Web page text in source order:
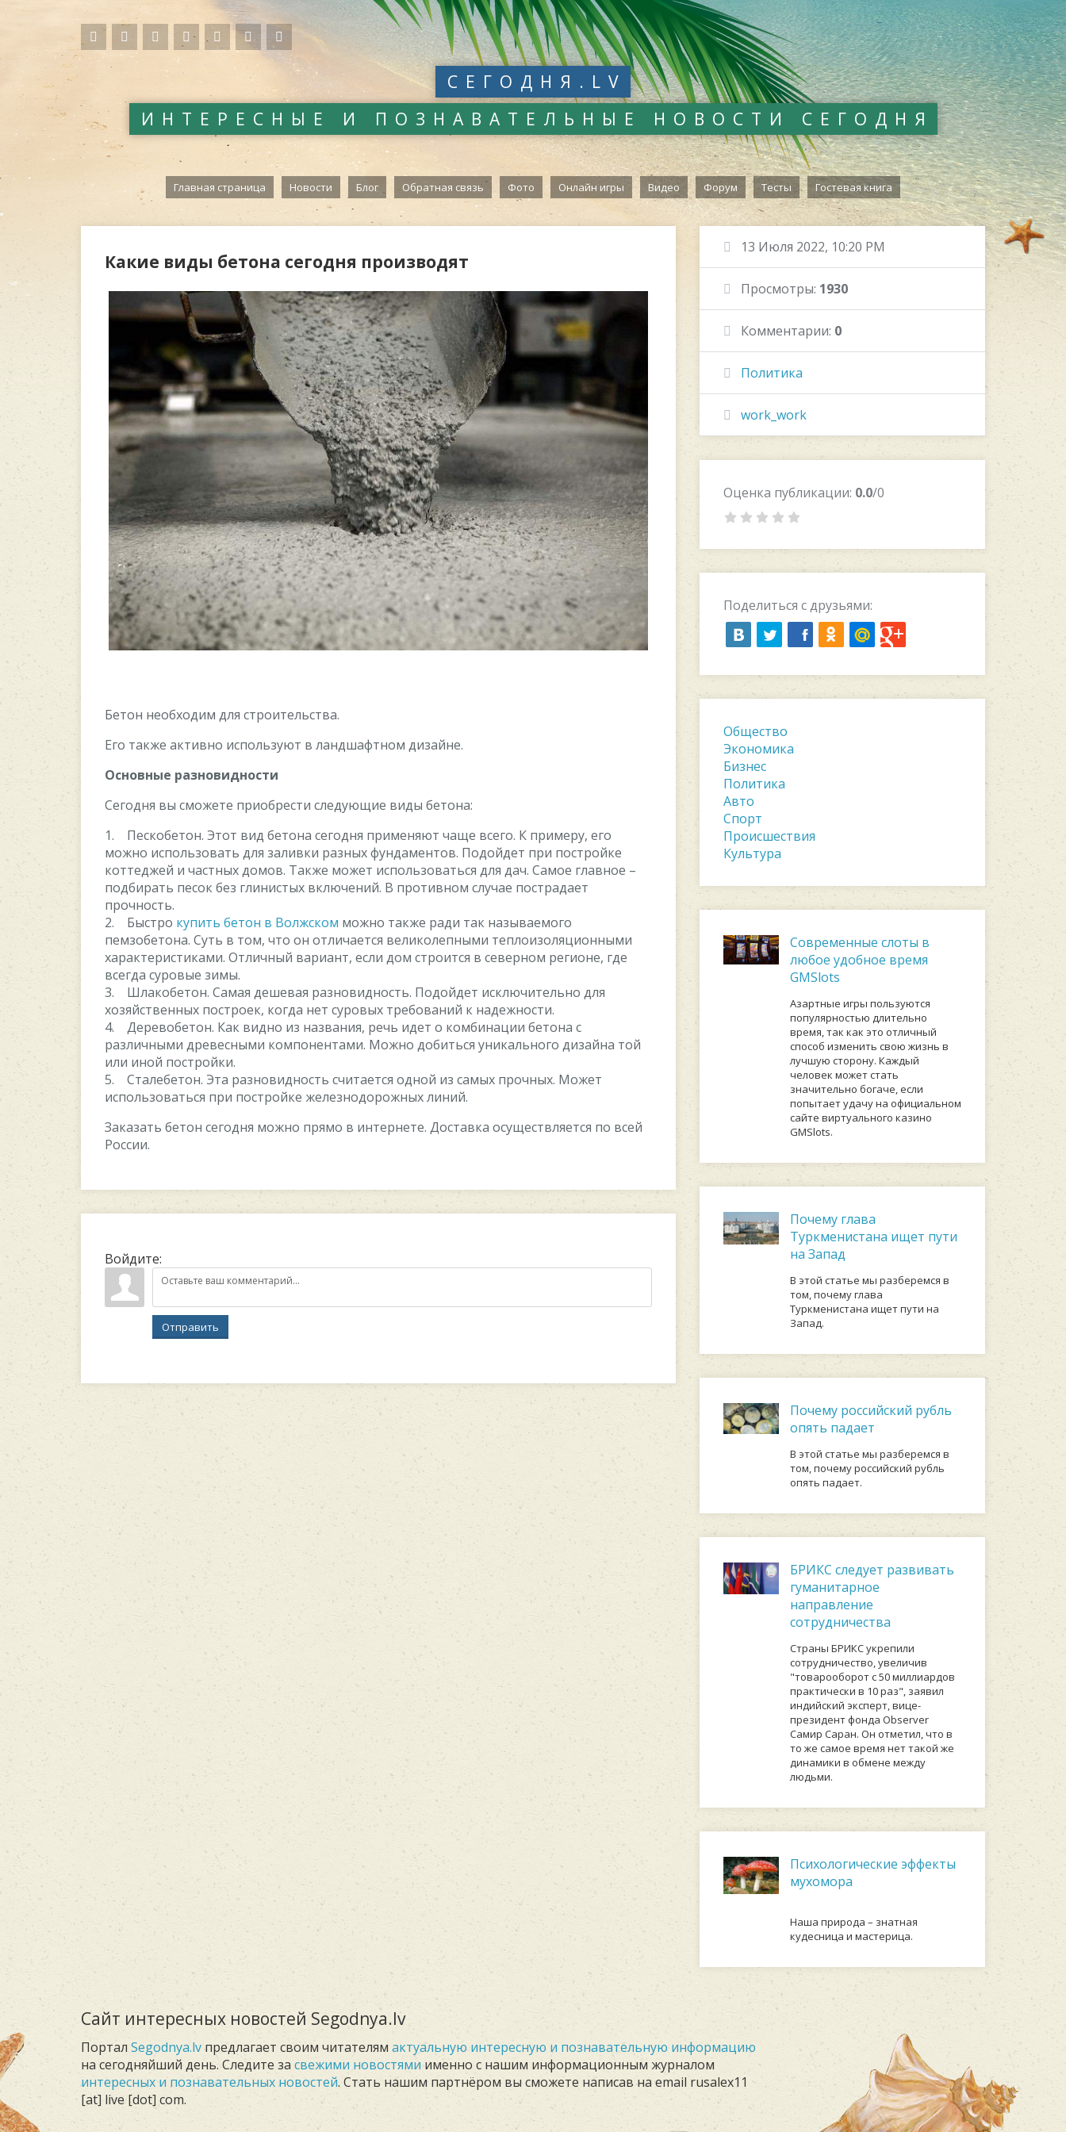
СЕГОДНЯ.LV
ИНТЕРЕСНЫЕ И ПОЗНАВАТЕЛЬНЫЕ НОВОСТИ СЕГОДНЯ
Главная страница Новости Блог Обратная связь Фото Онлайн игры Видео Форум Тесты Гостевая книга
Какие виды бетона сегодня производят
Бетон необходим для строительства.
Его также активно используют в ландшафтном дизайне.
Основные разновидности
Сегодня вы сможете приобрести следующие виды бетона:
1. Пескобетон. Этот вид бетона сегодня применяют чаще всего. К примеру, его
можно использовать для заливки разных фундаментов. Подойдет при постройке
коттеджей и частных домов. Также может использоваться для дач. Самое главное –
подбирать песок без глинистых включений. В противном случае пострадает
прочность.
2. Быстро купить бетон в Волжском можно также ради так называемого
пемзобетона. Суть в том, что он отличается великолепными теплоизоляционными
характеристиками. Отличный вариант, если дом строится в северном регионе, где
всегда суровые зимы.
3. Шлакобетон. Самая дешевая разновидность. Подойдет исключительно для
хозяйственных построек, когда нет суровых требований к надежности.
4. Деревобетон. Как видно из названия, речь идет о комбинации бетона с
различными древесными компонентами. Можно добиться уникального дизайна той
или иной постройки.
5. Сталебетон. Эта разновидность считается одной из самых прочных. Может
использоваться при постройке железнодорожных линий.
Заказать бетон сегодня можно прямо в интернете. Доставка осуществляется по всей
России.
Войдите:
Отправить
13 Июля 2022, 10:20 PM
Просмотры: 1930
Комментарии: 0
Политика
work_work
Оценка публикации: 0.0/0
Поделиться с друзьями:
Общество
Экономика
Бизнес
Политика
Авто
Спорт
Происшествия
Культура
Современные слоты в
любое удобное время
GMSlots
Азартные игры пользуются
популярностью длительно
время, так как это отличный
способ изменить свою жизнь в
лучшую сторону. Каждый
человек может стать
значительно богаче, если
попытает удачу на официальном
сайте виртуального казино
GMSlots.
Почему глава
Туркменистана ищет пути
на Запад
В этой статье мы разберемся в
том, почему глава
Туркменистана ищет пути на
Запад.
Почему российский рубль
опять падает
В этой статье мы разберемся в
том, почему российский рубль
опять падает.
БРИКС следует развивать
гуманитарное
направление
сотрудничества
Страны БРИКС укрепили
сотрудничество, увеличив
"товарооборот с 50 миллиардов
практически в 10 раз", заявил
индийский эксперт, вице-
президент фонда Observer
Самир Саран. Он отметил, что в
то же самое время нет такой же
динамики в обмене между
людьми.
Психологические эффекты
мухомора
Наша природа – знатная
кудесница и мастерица.
Сайт интересных новостей Segodnya.lv
Портал Segodnya.lv предлагает своим читателям актуальную интересную и познавательную информацию
на сегодняйший день. Следите за свежими новостямиименно с нашим информационным журналом
интересных и познавательных новостей. Стать нашим партнёром вы сможете написав на email rusalex11
[at] live [dot] com.